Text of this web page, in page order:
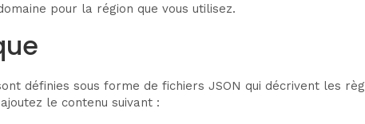
pour la région que vous utilisez.
définies sous forme de fichiers JSON qui décrivent les
le contenu suivant :